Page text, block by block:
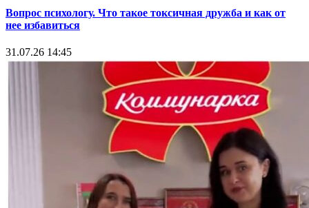
Вопрос психологу. Что такое токсичная дружба и как от
нее избавиться
31.07.26 14:45